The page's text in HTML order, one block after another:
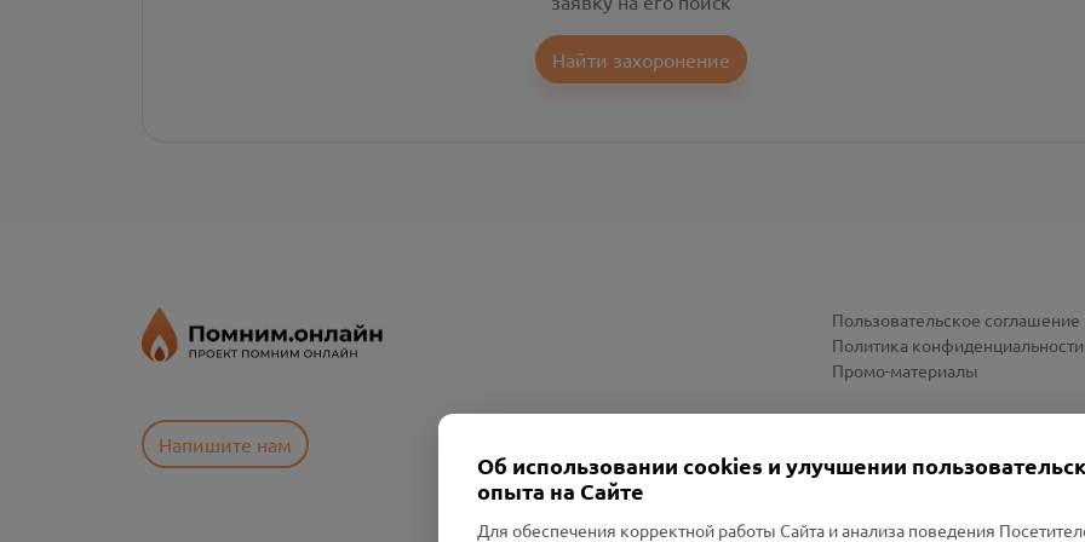
Найти захоронение
Напишите нам
Пользовательское соглашение
Политика конфиденциальности
Промо-материалы
Об использовании cookies и улучшении
опыта на Сайте
Для обеспечения корректной работы Сайта и анализа поведения